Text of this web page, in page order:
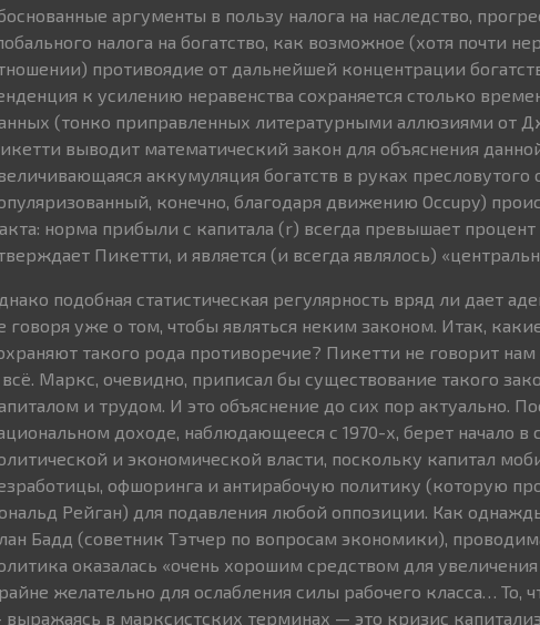
аргументы в пользу налога на наследство,
налога на богатство, как возможное (хотя почти
противоядие от дальнейшей концентрации
к усилению неравенства сохраняется столько
(тонко приправленных литературными аллюзиями от
выводит математический закон для объяснения
аккумуляция богатств в руках пресловутого
конечно, благодаря движению Occupy)
норма прибыли с капитала (r) всегда превышает процент
Пикетти, и является (и всегда являлось)
подобная статистическая регулярность вряд ли дает
говоря уже о том, чтобы являться неким законом. Итак,
такого рода противоречие? Пикетти не говорит
Маркс, очевидно, приписал бы существование такого
и трудом. И это объяснение до сих пор актуально.
доходе, наблюдающееся с 1970-х, берет начало в
и экономической власти, поскольку капитал
офшоринга и антирабочую политику (которую
Рейган) для подавления любой оппозиции. Как
Бадд (советник Тэтчер по вопросам экономики),
оказалась «очень хорошим средством для
желательно для ослабления силы рабочего класса… То,
в марксистских терминах — это кризис